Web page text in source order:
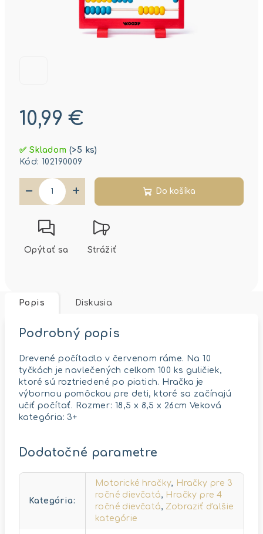
10,99 €
cena:
✅ Skladom(>5 ks)
Kód: 102190009
+
− Do košíka
Opýtať sa Strážiť
Popis Diskusia
Podrobný popis
Drevené počítadlo v červenom ráme. Na 10
tyčkách je navlečených celkom 100 ks guličiek,
ktoré sú roztriedené po piatich. Hračka je
výbornou pomôckou pre deti, ktoré sa začínajú
učiť počítať. Rozmer: 18,5 x 8,5 x 26cm Veková
kategória: 3+
Dodatočné parametre
Kategória:
Motorické hračky, Hračky pre 3
ročné dievčatá, Hračky pre 4
ročné dievčatá, Zobraziť ďalšie
kategórie